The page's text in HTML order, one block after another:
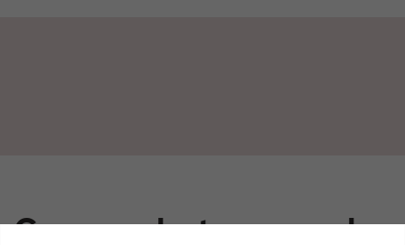
Geen producten gevonden